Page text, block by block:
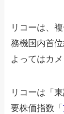
リコーは、
務機国内首
よってはカ
リコーは「
要株価指数「